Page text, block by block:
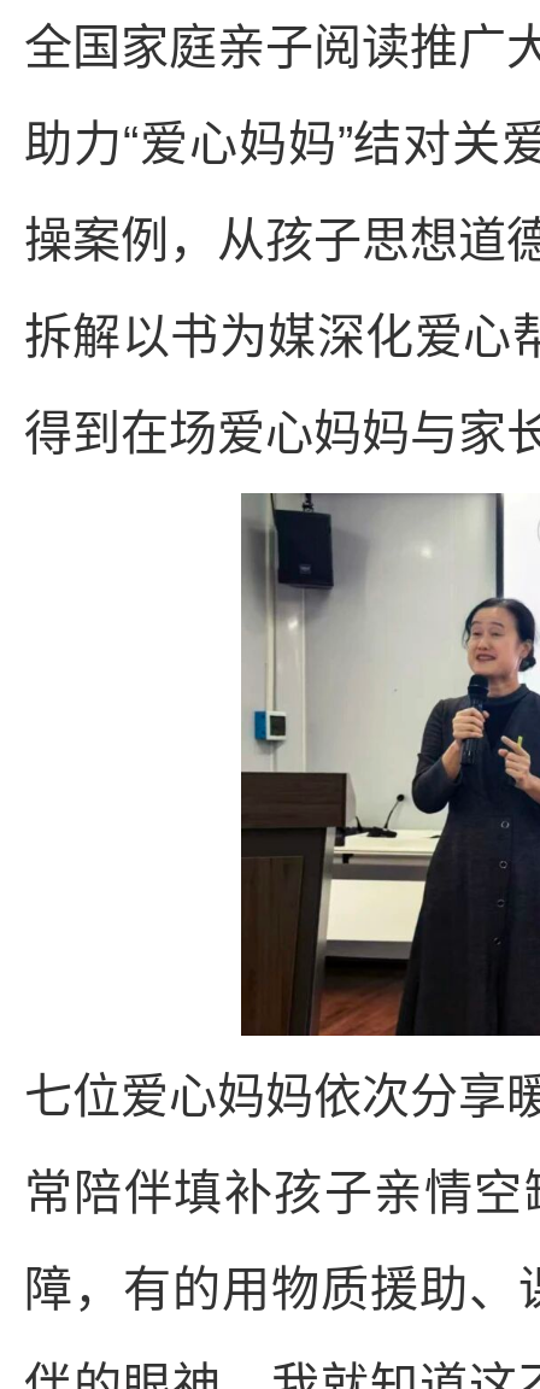
全国家庭亲子阅读推广
助力“爱心妈妈”结对关
操案例，从孩子思想道
拆解以书为媒深化爱心
得到在场爱心妈妈与家
七位爱心妈妈依次分享
常陪伴填补孩子亲情
障，有的用物质援助、